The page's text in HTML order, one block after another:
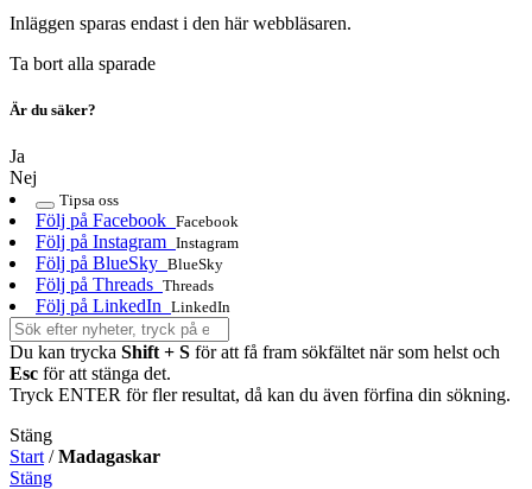
Inläggen sparas endast i den här webbläsaren.
Ta bort alla sparade
Är du säker?
Ja
Nej
Tipsa oss
Följ på Facebook Facebook
Följ på Instagram Instagram
Följ på BlueSky BlueSky
Följ på Threads Threads
Följ på LinkedIn LinkedIn
Du kan trycka Shift + S för att få fram sökfältet när som helst och
Esc för att stänga det.
Tryck ENTER för fler resultat, då kan du även förfina din sökning.
Stäng
Start /Madagaskar
Stäng